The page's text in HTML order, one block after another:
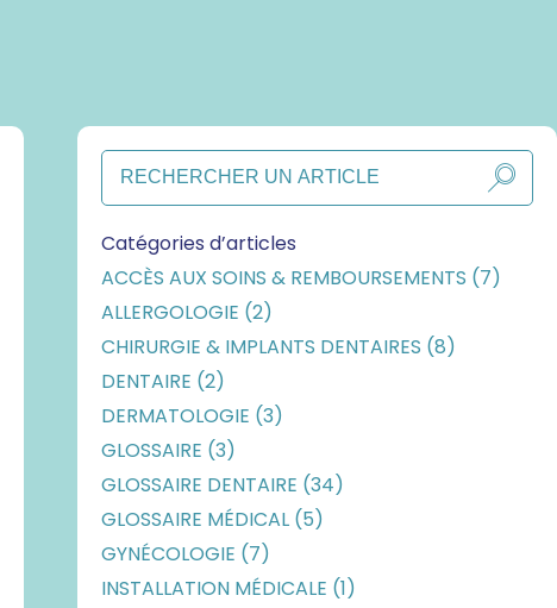
Catégories d’articles
ACCÈS AUX SOINS & REMBOURSEMENTS (7)
ALLERGOLOGIE (2)
CHIRURGIE & IMPLANTS DENTAIRES (8)
DENTAIRE (2)
DERMATOLOGIE (3)
GLOSSAIRE (3)
GLOSSAIRE DENTAIRE (34)
GLOSSAIRE MÉDICAL (5)
GYNÉCOLOGIE (7)
INSTALLATION MÉDICALE (1)